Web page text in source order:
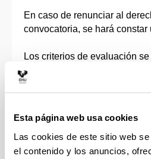
Esta página web usa cookies
Las cookies de este sitio web
el contenido y los anuncios,
En caso de renunciar al
convocatoria, se hará constar
Los criterios de evaluación
detalladamente en la “
“
De acuerdo con el apartado
sobre ética académica y
prácticas deshonestas o
pruebas de evaluación y